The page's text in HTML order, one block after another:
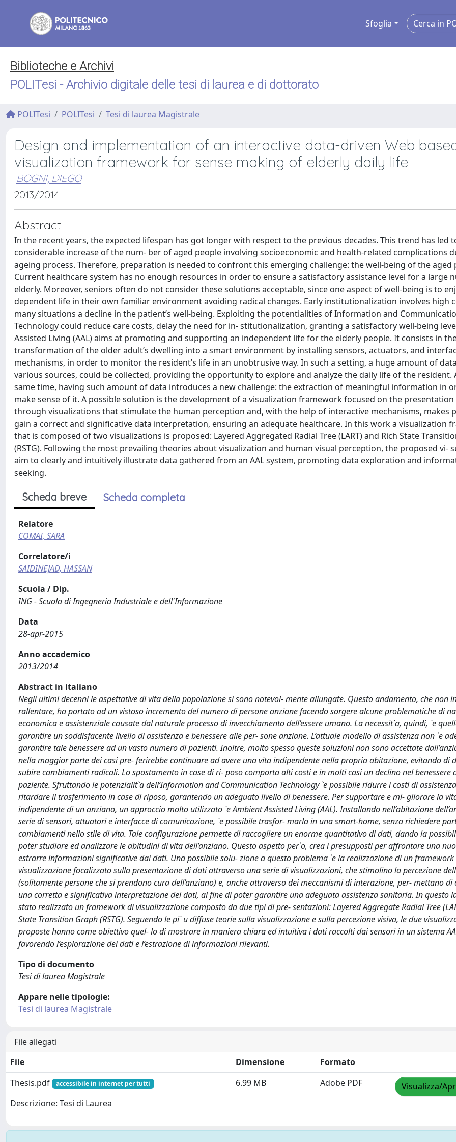
Sfoglia
Biblioteche e Archivi
POLITesi - Archivio digitale delle tesi di laurea e di dottorato
POLITesi POLITesi Tesi di laurea Magistrale
Design and implementation of an interactive data-driven Web
visualization framework for sense making of elderly daily life
BOGNI, DIEGO
2013/2014
Abstract
In the recent years, the expected lifespan has got longer with respect to the previous decades. This trend has led
considerable increase of the num- ber of aged people involving socioeconomic and health-related complications
ageing process. Therefore, preparation is needed to confront this emerging challenge: the well-being of the aged
Current healthcare system has no enough resources in order to ensure a satisfactory assistance level for a large
elderly. Moreover, seniors often do not consider these solutions acceptable, since one aspect of well-being is to
dependent life in their own familiar environment avoiding radical changes. Early institutionalization involves high
many situations a decline in the patient’s well-being. Exploiting the potentialities of Information and
Technology could reduce care costs, delay the need for in- stitutionalization, granting a satisfactory well-being
Assisted Living (AAL) aims at promoting and supporting an independent life for the elderly people. It consists in
transformation of the older adult’s dwelling into a smart environment by installing sensors, actuators, and
mechanisms, in order to monitor the resident’s life in an unobtrusive way. In such a setting, a huge amount of
various sources, could be collected, providing the opportunity to explore and analyze the daily life of the resident.
same time, having such amount of data introduces a new challenge: the extraction of meaningful information in
make sense of it. A possible solution is the development of a visualization framework focused on the
through visualizations that stimulate the human perception and, with the help of interactive mechanisms, makes
gain a correct and significative data interpretation, ensuring an adequate healthcare. In this work a visualization
that is composed of two visualizations is proposed: Layered Aggregated Radial Tree (LART) and Rich State
(RSTG). Following the most prevailing theories about visualization and human visual perception, the proposed vi-
aim to clearly and intuitively illustrate data gathered from an AAL system, promoting data exploration and
seeking.
Scheda breve Scheda completa
Relatore
COMAI, SARA
Correlatore/i
SAIDINEJAD, HASSAN
Scuola / Dip.
ING - Scuola di Ingegneria Industriale e dell'Informazione
Data
28-apr-2015
Anno accademico
2013/2014
Abstract in italiano
Negli ultimi decenni le aspettative di vita della popolazione si sono notevol- mente allungate. Questo andamento, che non
rallentare, ha portato ad un vistoso incremento del numero di persone anziane facendo sorgere alcune problematiche di
economica e assistenziale causate dal naturale processo di invecchiamento dell’essere umano. La necessit`a, quindi, `e
garantire un soddisfacente livello di assistenza e benessere alle per- sone anziane. L’attuale modello di assistenza non `e
garantire tale benessere ad un vasto numero di pazienti. Inoltre, molto spesso queste soluzioni non sono accettate
nella maggior parte dei casi pre- ferirebbe continuare ad avere una vita indipendente nella propria abitazione, evitando di
subire cambiamenti radicali. Lo spostamento in case di ri- poso comporta alti costi e in molti casi un declino nel benessere
paziente. Sfruttando le potenzialit`a dell’Information and Communication Technology `e possibile ridurre i costi di
ritardare il trasferimento in case di riposo, garantendo un adeguato livello di benessere. Per supportare e mi- gliorare la
indipendente di un anziano, un approccio molto utilizzato `e Ambient Assisted Living (AAL). Installando nell’abitazione
serie di sensori, attuatori e interfacce di comunicazione, `e possibile trasfor- marla in una smart-home, senza richiedere
cambiamenti nello stile di vita. Tale configurazione permette di raccogliere un enorme quantitativo di dati, dando la
poter studiare ed analizzare le abitudini di vita dell’anziano. Questo aspetto per`o, crea i presupposti per affrontare una
estrarre informazioni significative dai dati. Una possibile solu- zione a questo problema `e la realizzazione di un
visualizzazione focalizzato sulla presentazione di dati attraverso una serie di visualizzazioni, che stimolino la percezione
(solitamente persone che si prendono cura dell’anziano) e, anche attraverso dei meccanismi di interazione, per- mettano di
una corretta e significativa interpretazione dei dati, al fine di poter garantire una adeguata assistenza sanitaria. In questo
stato realizzato un framework di visualizzazione composto da due tipi di pre- sentazioni: Layered Aggregate Radial Tree
State Transition Graph (RSTG). Seguendo le pi` u diffuse teorie sulla visualizzazione e sulla percezione visiva, le due
proposte hanno come obiettivo quel- lo di mostrare in maniera chiara ed intuitiva i dati raccolti dai sensori in un sistema
favorendo l’esplorazione dei dati e l’estrazione di informazioni rilevanti.
Tipo di documento
Tesi di laurea Magistrale
Appare nelle tipologie:
Tesi di laurea Magistrale
File allegati
File
Dimensione
Formato
Thesis.pdf
accessibile in internet per tutti
Descrizione: Tesi di Laurea
6.99 MB Adobe PDF Visualizza/